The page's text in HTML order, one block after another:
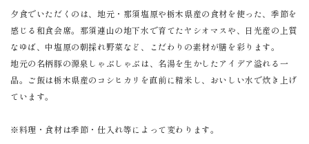
夕食でいただくのは、地元・那須塩原や栃木県産の食材を使った、季節を
感じる和食会席。那須連山の地下水で育てたヤシオマスや、日光産の上質
なゆば、中塩原の朝採れ野菜など、こだわりの素材が膳を彩ります。
地元の名柄豚の源泉しゃぶしゃぶは、名湯を生かしたアイデア溢れる一
品。ご飯は栃木県産のコシヒカリを直前に精米し、おいしい水で炊き上げ
ています。
※料理・食材は季節・仕入れ等によって変わります。